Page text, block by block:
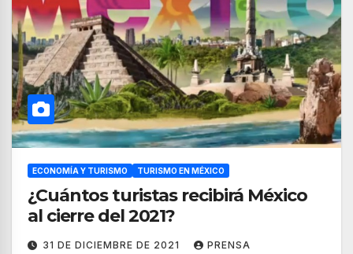
ECONOMÍA Y TURISMO TURISMO EN MÉXICO
¿Cuántos turistas recibirá México
al cierre del 2021?
31 DE DICIEMBRE DE 2021 PRENSA